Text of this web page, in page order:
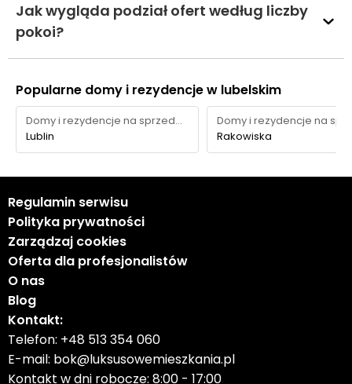
Jak wygląda podział ofert według liczby
pokoi?
Popularne domy i rezydencje w lubelskim
Domy i rezydencje na sprzedaż
Lublin
Rakowiska
Regulamin serwisu
Polityka prywatności
Zarządzaj cookies
Oferta dla profesjonalistów
O nas
Blog
Kontakt:
Telefon: +48 513 354 060
E-mail: bok@luksusowemieszkania.pl
Kontakt w dni robocze: 8:00 - 17:00